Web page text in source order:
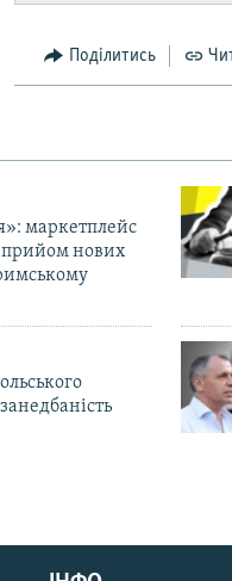
Поділитись
маркетплейс
нових